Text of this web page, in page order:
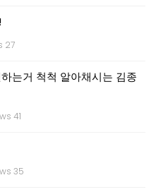
27
는거 척척 알아채시는 김종
41
35